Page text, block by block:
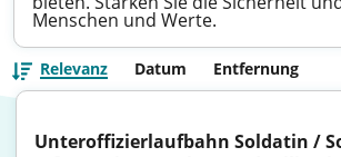
Menschen und Werte.
Relevanz Datum Entfernung
Unteroffizierlaufbahn Soldatin /